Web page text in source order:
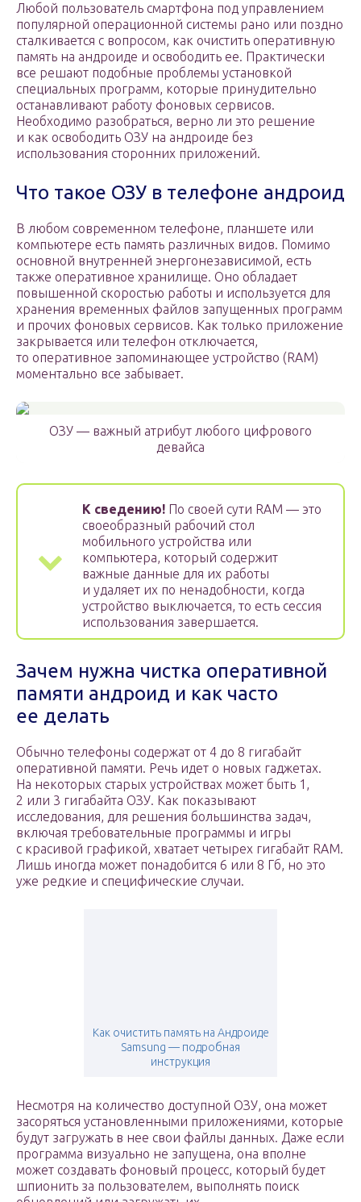
Любой пользователь смартфона под управлением
популярной операционной системы рано или поздно
сталкивается с вопросом, как очистить оперативную
память на андроиде и освободить ее. Практически
все решают подобные проблемы установкой
специальных программ, которые принудительно
останавливают работу фоновых сервисов.
Необходимо разобраться, верно ли это решение
и как освободить ОЗУ на андроиде без
использования сторонних приложений.
Что такое ОЗУ в телефоне андроид
В любом современном телефоне, планшете или
компьютере есть память различных видов. Помимо
основной внутренней энергонезависимой, есть
также оперативное хранилище. Оно обладает
повышенной скоростью работы и используется для
хранения временных файлов запущенных программ
и прочих фоновых сервисов. Как только приложение
закрывается или телефон отключается,
то оперативное запоминающее устройство (RAM)
моментально все забывает.
ОЗУ — важный атрибут любого цифрового
девайса
К сведению! По своей сути RAM — это
своеобразный рабочий стол
мобильного устройства или
компьютера, который содержит
важные данные для их работы
и удаляет их по ненадобности, когда
устройство выключается, то есть сессия
использования завершается.
Зачем нужна чистка оперативной
памяти андроид и как часто
ее делать
Обычно телефоны содержат от 4 до 8 гигабайт
оперативной памяти. Речь идет о новых гаджетах.
На некоторых старых устройствах может быть 1,
2 или 3 гигабайта ОЗУ. Как показывают
исследования, для решения большинства задач,
включая требовательные программы и игры
с красивой графикой, хватает четырех гигабайт RAM.
Лишь иногда может понадобится 6 или 8 Гб, но это
уже редкие и специфические случаи.
Как очистить память на Андроиде
Samsung — подробная
инструкция
Несмотря на количество доступной ОЗУ, она может
засоряться установленными приложениями, которые
будут загружать в нее свои файлы данных. Даже если
программа визуально не запущена, она вполне
может создавать фоновый процесс, который будет
шпионить за пользователем, выполнять поиск